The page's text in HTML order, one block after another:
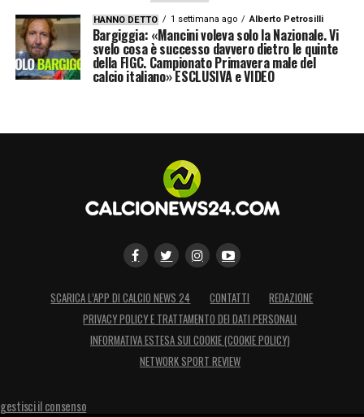
HANNO DETTO 1 settimana ago Alberto Petrosilli
Bargiggia: «Mancini voleva solo la Nazionale. Vi
svelo cosa è successo davvero dietro le quinte
della FIGC. Campionato Primavera male del
calcio italiano» ESCLUSIVA e VIDEO
SCARICA L’APP DI CALCIO NEWS 24 CONTATTI
REDAZIONE
PRIVACY POLICY E TRATTAMENTO DEI DATI PERSONALI
INFORMATIVA ESTESA SUI COOKIE (COOKIE POLICY)
NETWORK SPORT REVIEW
gestisci il consenso